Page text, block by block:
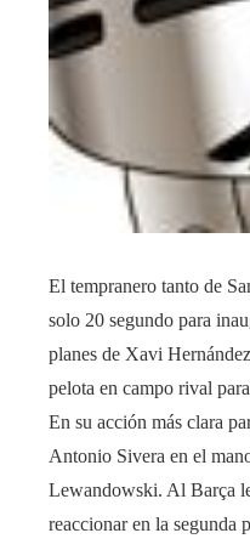
El tempranero tanto de
solo 20 segundo para
planes de Xavi
pelota en campo rival
En su acción más clara
Antonio Sivera en el
Lewandowski. Al Barça
reaccionar en la segunda